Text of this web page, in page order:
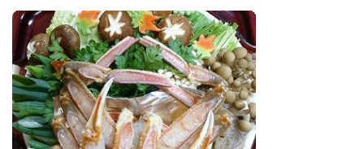
よくある質問
お役立ちリンク集
ご予約プラン一覧
English